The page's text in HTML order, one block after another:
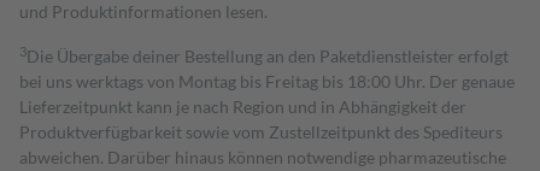
und Produktinformationen lesen.
3Die Übergabe deiner Bestellung an den Paketdienstleister erfolgt
bei uns werktags von Montag bis Freitag bis 18:00 Uhr. Der genaue
Lieferzeitpunkt kann je nach Region und in Abhängigkeit der
Produktverfügbarkeit sowie vom Zustellzeitpunkt des Spediteurs
abweichen. Darüber hinaus können notwendige pharmazeutische